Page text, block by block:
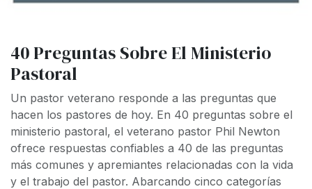
40 Preguntas Sobre El Ministerio
Pastoral
Un pastor veterano responde a las preguntas que
hacen los pastores de hoy. En 40 preguntas sobre el
ministerio pastoral, el veterano pastor Phil Newton
ofrece respuestas confiables a 40 de las preguntas
más comunes y apremiantes relacionadas con la vida
y el trabajo del pastor. Abarcando cinco categorías